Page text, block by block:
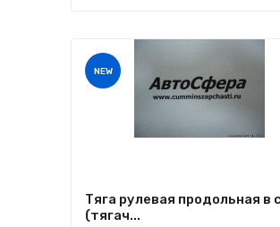
NEW
Тяга рулевая продольная в
(тягач...